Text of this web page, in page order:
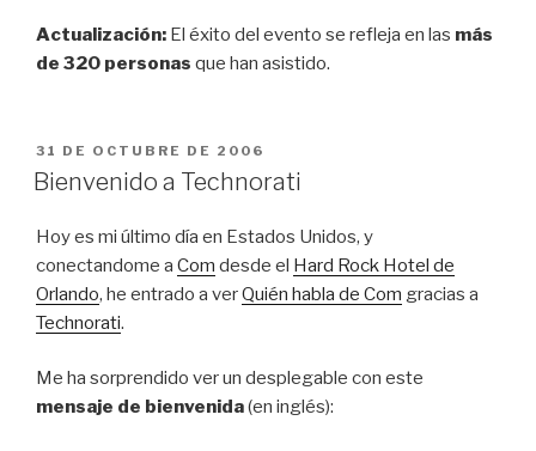
Actualización: El éxito del evento se refleja en las más
de 320 personas que han asistido.
PUBLICADO
EL
31 DE OCTUBRE DE 2006
Bienvenido a Technorati
Hoy es mi último día en Estados Unidos, y
conectandome a Com desde el Hard Rock Hotel de
Orlando, he entrado a verQuién habla de Com gracias a
Technorati.
Me ha sorprendido ver un desplegable con este
mensaje de bienvenida(en inglés):